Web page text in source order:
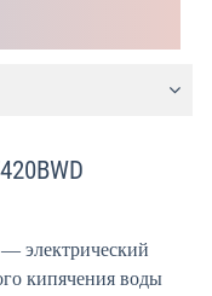
— электрический
кипячения воды